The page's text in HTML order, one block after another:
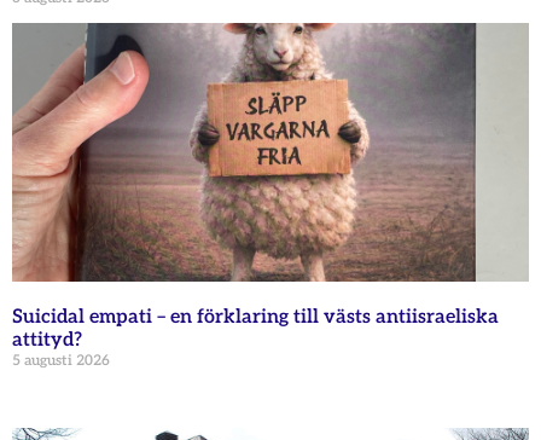
Suicidal empati – en förklaring till västs antiisraeliska
attityd?
5 augusti 2026